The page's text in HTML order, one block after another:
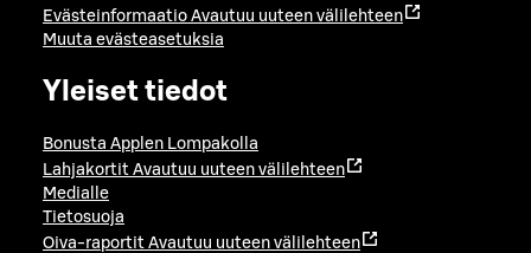
Evästeinformaatio Avautuu uuteen välilehteen
Muuta evästeasetuksia
Yleiset tiedot
Bonusta Applen Lompakolla
Lahjakortit Avautuu uuteen välilehteen
Medialle
Tietosuoja
Oiva-raportit Avautuu uuteen välilehteen